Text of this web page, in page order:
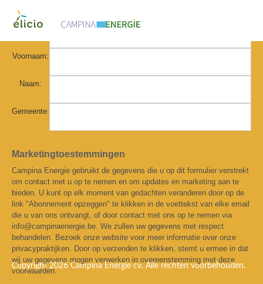
E-mail:
Voornaam:
Naam:
Gemeente:
Marketingtoestemmingen
Campina Energie gebruikt de gegevens die u op dit formulier verstrekt
om contact met u op te nemen en om updates en marketing aan te
bieden. U kunt op elk moment van gedachten veranderen door op de
link "Abonnement opzeggen" te klikken in de voettekst van elke email
die u van ons ontvangt, of door contact met ons op te nemen via
info@campinaenergie.be. We zullen uw gegevens met respect
behandelen. Bezoek onze website voor meer informatie over onze
privacypraktijken. Door op verzenden te klikken, stemt u ermee in dat
wij uw gegevens mogen verwerken in overeenstemming met deze
voorwaarden.
Copyright 2026 Campina Energie cv. Alle rechten voorbehouden.